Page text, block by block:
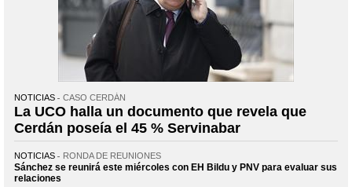
NOTICIAS CASO CERDÁN
La UCO halla un documento que revela que
Cerdán poseía el 45 % Servinabar
NOTICIAS RONDA DE REUNIONES
Sánchez se reunirá este miércoles con EH Bildu y PNV para evaluar sus
relaciones